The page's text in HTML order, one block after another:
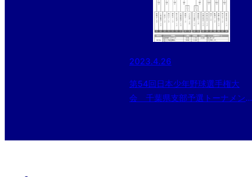
2023.4.26
第54回日本少年野球選手権大
会 千葉県支部予選トーナメント